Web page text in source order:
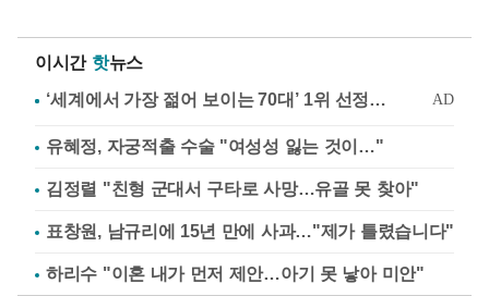
이시간 핫뉴스
유혜정, 자궁적출 수술 "여성성 잃는 것이…"
김정렬 "친형 군대서 구타로 사망…유골 못 찾아"
표창원, 남규리에 15년 만에 사과…"제가 틀렸습니다"
하리수 "이혼 내가 먼저 제안…아기 못 낳아 미안"